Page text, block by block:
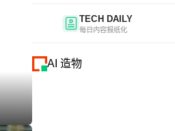
TECH DAILY
每日内容报纸化
AI 造物